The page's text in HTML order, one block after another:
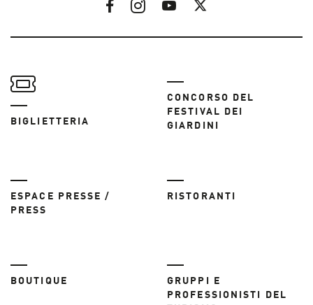
BIGLIETTERIA
CONCORSO DEL
FESTIVAL DEI
GIARDINI
ESPACE PRESSE /
PRESS
RISTORANTI
BOUTIQUE
GRUPPI E
PROFESSIONISTI DEL